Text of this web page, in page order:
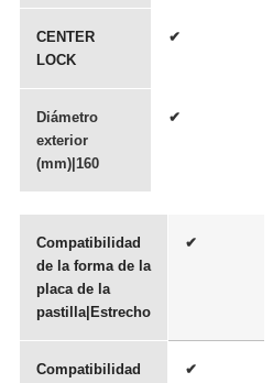
CENTER
LOCK
✔
Diámetro
exterior
(mm)|160
✔
Compatibilidad
de la forma de la
placa de la
pastilla|Estrecho
✔
Compatibilidad
✔